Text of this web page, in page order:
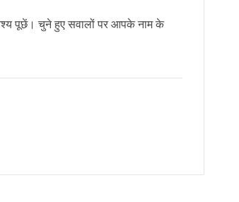
पूछें। चुने हुए सवालों पर आपके नाम के